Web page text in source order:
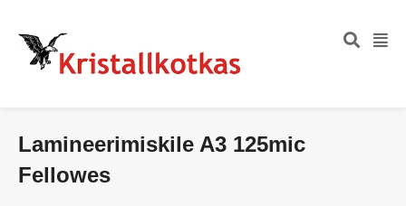
Lamineerimiskile A3 125mic
Fellowes